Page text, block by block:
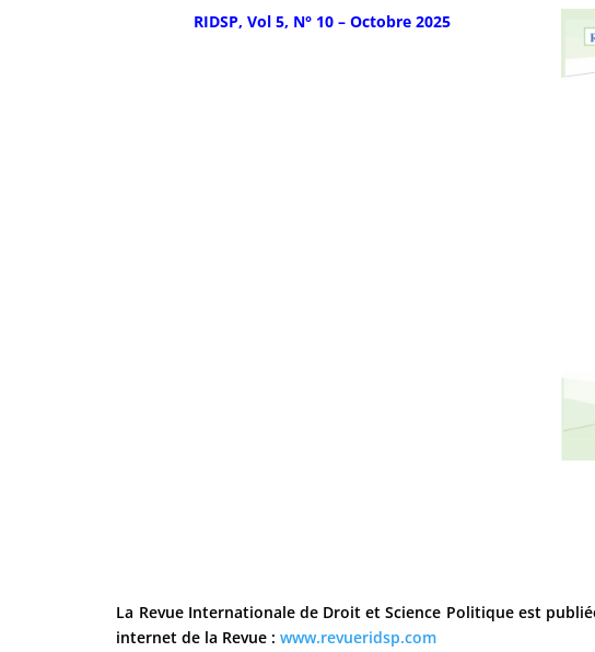
RIDSP, Vol 5, N° 10 – Octobre2025
La Revue Internationale de Droit et Science Politique est
internet de la Revue :www.revueridsp.com